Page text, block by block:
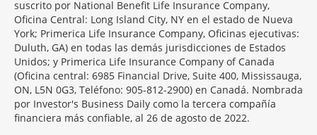
suscrito por National Benefit Life Insurance Company,
Oficina Central: Long Island City, NY en el estado de Nueva
York; Primerica Life Insurance Company, Oficinas ejecutivas:
Duluth, GA) en todas las demás jurisdicciones de Estados
Unidos; y Primerica Life Insurance Company of Canada
(Oficina central: 6985 Financial Drive, Suite 400, Mississauga,
ON, L5N 0G3, Teléfono: 905-812-2900) en Canadá. Nombrada
por Investor's Business Daily como la tercera compañía
financiera más confiable, al 26 de agosto de 2022.